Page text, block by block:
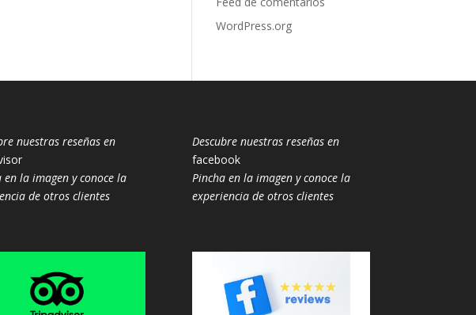
WordPress.org
nuestras reseñas en
en la imagen y conoce la
de otros clientes
Descubre nuestras reseñas en
facebook
Pincha en la imagen y conoce la
experiencia de otros clientes